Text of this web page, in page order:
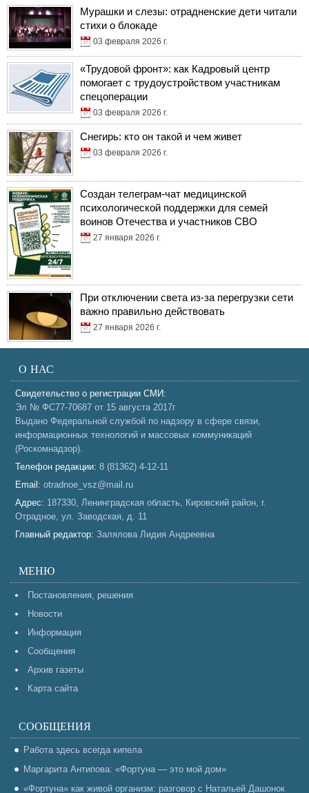
Мурашки и слезы: отрадненские дети читали
стихи о блокаде
03 февраля 2026 г.
«Трудовой фронт»: как Кадровый центр
помогает с трудоустройством участникам
спецоперации
03 февраля 2026 г.
Снегирь: кто он такой и чем живет
03 февраля 2026 г.
Создан телеграм-чат медицинской
психологической поддержки для семей
воинов Отечества и участников СВО
27 января 2026 г.
При отключении света из-за перегрузки сети
важно правильно действовать
27 января 2026 г.
О НАС
Свидетельство о регистрации СМИ:
Эл № ФС77-70687 от 15 августа 2017г
Выдано Федеральной службой по надзору в сфере связи,
информационных технологий и массовых коммуникаций
(Роскомнадзор).
Телефон редакции: 8 (81362) 4-12-11
Email: otradnoe_vsz@mail.ru
Адрес: 187330, Ленинградская область, Кировский район, г.
Отрадное, ул. Заводская, д. 11
Главный редактор: Залялова Лидия Андреевна
МЕНЮ
Постановления, решения
Новости
Информация
Сообщения
Архив газеты
Карта сайта
СООБЩЕНИЯ
Работа здесь всегда кипела
Маргарита Антипова: «Фортуна — это мой дом»
«Фортуна» как живой организм: разговор с Натальей Дашонок